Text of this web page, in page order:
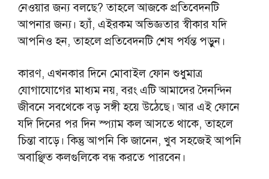
নেওয়ার জন্য বলছে? তাহলে আজকে প্রতিবেদনটি
আপনার জন্য। হ্যাঁ, এইরকম অভিজ্ঞতার স্বীকার যদি
আপনিও হন, তাহলে প্রতিবেদনটি শেষ পর্যন্ত পড়ুন।
কারণ, এখনকার দিনে মোবাইল ফোন শুধুমাত্র
যোগাযোগের মাধ্যম নয়, বরং এটি আমাদের দৈনন্দিন
জীবনে সবথেকে বড় সঙ্গী হয়ে উঠেছে। আর এই ফোনে
যদি দিনের পর দিন স্প্যাম কল আসতে থাকে, তাহলে
চিন্তা বাড়ে। কিন্তু আপনি কি জানেন, খুব সহজেই আপনি
অবাঞ্ছিত কলগুলিকে বন্ধ করতে পারবেন।